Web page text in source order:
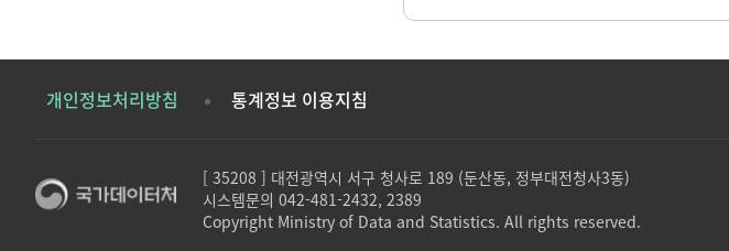
개인정보처리방침 통계정보 이용지침
[ 35208 ] 대전광역시 서구 청사로 189 (둔산동, 정부대전청사3동)
시스템문의 042-481-2432, 2389
Copyright Ministry of Data and Statistics. All rights reserved.